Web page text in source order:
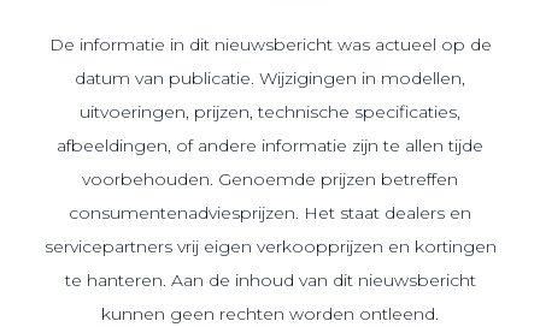
De informatie in dit nieuwsbericht was actueel op de
datum van publicatie. Wijzigingen in modellen,
uitvoeringen, prijzen, technische specificaties,
afbeeldingen, of andere informatie zijn te allen tijde
voorbehouden. Genoemde prijzen betreffen
consumentenadviesprijzen. Het staat dealers en
servicepartners vrij eigen verkoopprijzen en kortingen
te hanteren. Aan de inhoud van dit nieuwsbericht
kunnen geen rechten worden ontleend.